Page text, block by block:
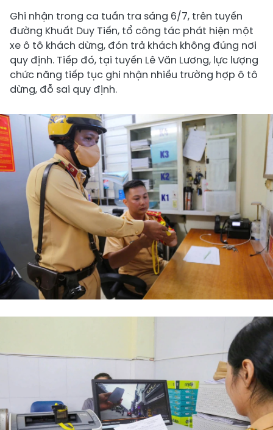
Ghi nhận trong ca tuần tra sáng 6/7, trên tuyến
đường Khuất Duy Tiến, tổ công tác phát hiện một
xe ô tô khách dừng, đón trả khách không đúng nơi
quy định. Tiếp đó, tại tuyến Lê Văn Lương, lực lượng
chức năng tiếp tục ghi nhận nhiều trường hợp ô tô
dừng, đỗ sai quy định.